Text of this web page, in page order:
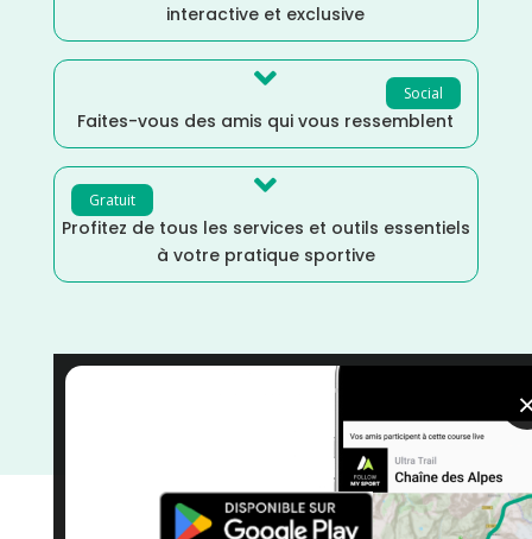
interactive et exclusive
Social

Faites-vous des amis qui vous ressemblent
Gratuit 
Profitez de tous les services et outils essentiels
à votre pratique sportive
Cyclotourisme/
Bourgogne Franche-Comté